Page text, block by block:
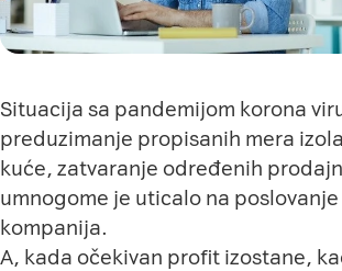
Situacija sa pandemijom korona
preduzimanje propisanih mera
kuće, zatvaranje određenih
umnogome je uticalo na
kompanija.
A, kada očekivan profit izostane,